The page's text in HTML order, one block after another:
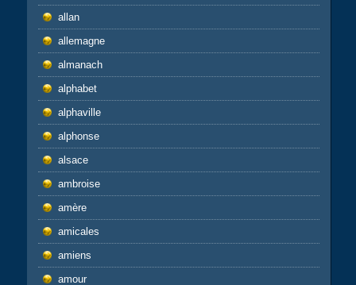
allan
allemagne
almanach
alphabet
alphaville
alphonse
alsace
ambroise
amère
amicales
amiens
amour